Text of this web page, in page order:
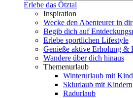
Erlebe das Ötztal
Inspiration
Wecke den Abenteurer in dir
Begib dich auf
Erlebe sportlichen Lifestyle
Genieße aktive Erholung &
Wandere über dich hinaus
Themenurlaub
Winterurlaub mit
Skiurlaub mit Kindern
Radurlaub